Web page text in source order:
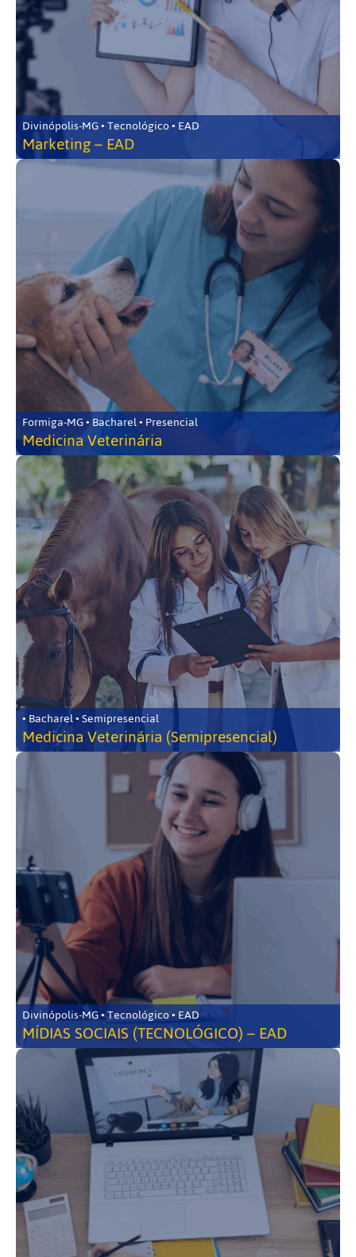
Divinópolis-MG • Tecnológico • EAD
Marketing – EAD
Formiga-MG • Bacharel • Presencial
Medicina Veterinária
• Bacharel • Semipresencial
Medicina Veterinária (Semipresencial)
Divinópolis-MG • Tecnológico • EAD
MÍDIAS SOCIAIS (TECNOLÓGICO) – EAD